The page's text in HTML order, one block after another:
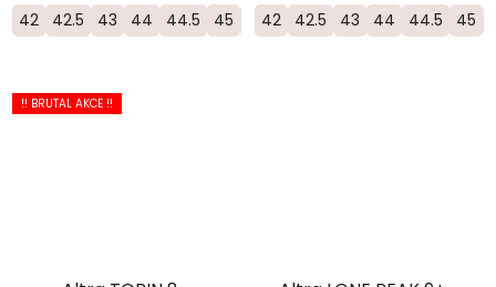
42 42.5 43 44 44.5 45 46 46.5 47 48 50
42 42.5 43 44 44.5 45
!! BRUTAL AKCE !!